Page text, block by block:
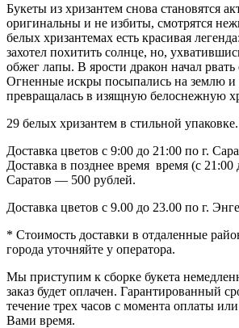
Букеты из хризантем снова становятся
оригинальны и не избиты, смотрятся
белых хризантемах есть красивая
захотел похитить солнце, но,
обжег лапы. В ярости дракон начал рвать
Огненные искры посыпались на землю и
превращалась в изящную белоснежную
29 белых хризантем в стильной упаковке.
Доставка цветов с 9:00 до 21:00 по г.
Доставка в позднее время время (с 21:00
Саратов — 500 рублей.
Доставка цветов с 9.00 до 23.00 по г.
* Стоимость доставки в отдаленные
города уточняйте у оператора.
Мы приступим к сборке букета
заказ будет оплачен. Гарантированный
течение трех часов с момента оплаты
Вами время.